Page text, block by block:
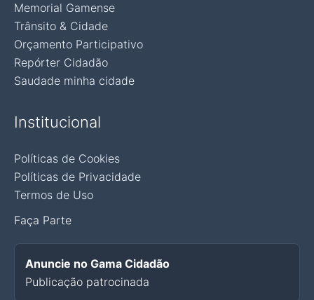
Memorial Gamense
Trânsito & Cidade
Orçamento Participativo
Repórter Cidadão
Saudade minha cidade
Institucional
Políticas de Cookies
Políticas de Privacidade
Termos de Uso
Faça Parte
Anuncie no Gama Cidadão
Publicação patrocinada